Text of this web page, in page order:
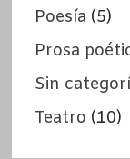
Poesía (5)
Prosa
Sin
Teatro (10)